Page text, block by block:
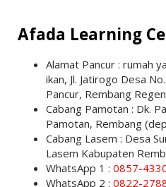
Afada Learning
Alamat Pancur : rumah
ikan, Jl. Jatirogo Desa
Pancur, Rembang
Cabang Pamotan : Dk.
Pamotan, Rembang
Cabang Lasem : Desa
Lasem Kabupaten
WhatsApp 1 : 0857-
WhatsApp 2 : 0822-